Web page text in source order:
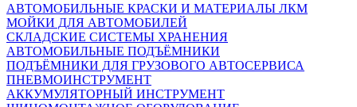
АВТОМОБИЛЬНЫЕ КРАСКИ И МАТЕРИАЛЫ ЛКМ
МОЙКИ ДЛЯ АВТОМОБИЛЕЙ
СКЛАДСКИЕ СИСТЕМЫ ХРАНЕНИЯ
АВТОМОБИЛЬНЫЕ ПОДЪЁМНИКИ
ПОДЪЁМНИКИ ДЛЯ ГРУЗОВОГО АВТОСЕРВИСА
ПНЕВМОИНСТРУМЕНТ
АККУМУЛЯТОРНЫЙ ИНСТРУМЕНТ